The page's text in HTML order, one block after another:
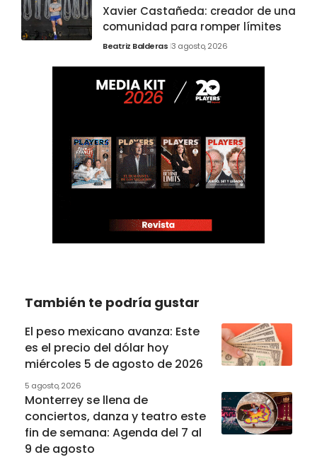
Xavier Castañeda: creador de una
comunidad para romper límites
Beatriz Balderas 3 agosto, 2026
También te podría gustar
El peso mexicano avanza: Este
es el precio del dólar hoy
miércoles 5 de agosto de 2026
5 agosto, 2026
Monterrey se llena de
conciertos, danza y teatro este
fin de semana: Agenda del 7 al
9 de agosto